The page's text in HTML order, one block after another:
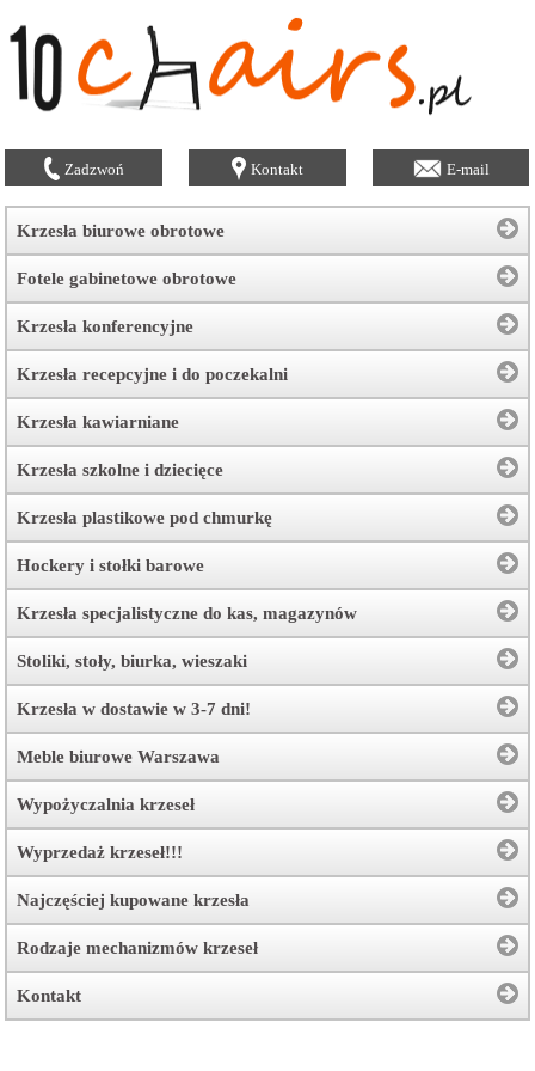
Zadzwoń Kontakt E-mail
Krzesła biurowe obrotowe
Fotele gabinetowe obrotowe
Krzesła konferencyjne
Krzesła recepcyjne i do poczekalni
Krzesła kawiarniane
Krzesła szkolne i dziecięce
Krzesła plastikowe pod chmurkę
Hockery i stołki barowe
Krzesła specjalistyczne do kas, magazynów
Stoliki, stoły, biurka, wieszaki
Krzesła w dostawie w 3-7 dni!
Meble biurowe Warszawa
Wypożyczalnia krzeseł
Wyprzedaż krzeseł!!!
Najczęściej kupowane krzesła
Rodzaje mechanizmów krzeseł
Kontakt